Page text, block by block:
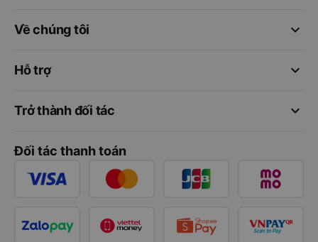
keyboard_arrow_down
Về chúng tôi
keyboard_arrow_down
Hỗ trợ
keyboard_arrow_down
Trở thành đối tác
Đối tác thanh toán